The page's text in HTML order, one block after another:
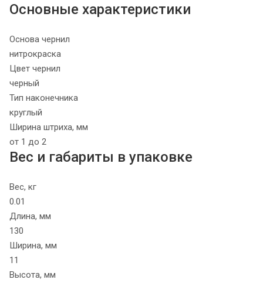
Основные характеристики
Основа чернил
нитрокраска
Цвет чернил
черный
Тип наконечника
круглый
Ширина штриха, мм
от 1 до 2
Вес и габариты в упаковке
Вес, кг
0.01
Длина, мм
130
Ширина, мм
11
Высота, мм